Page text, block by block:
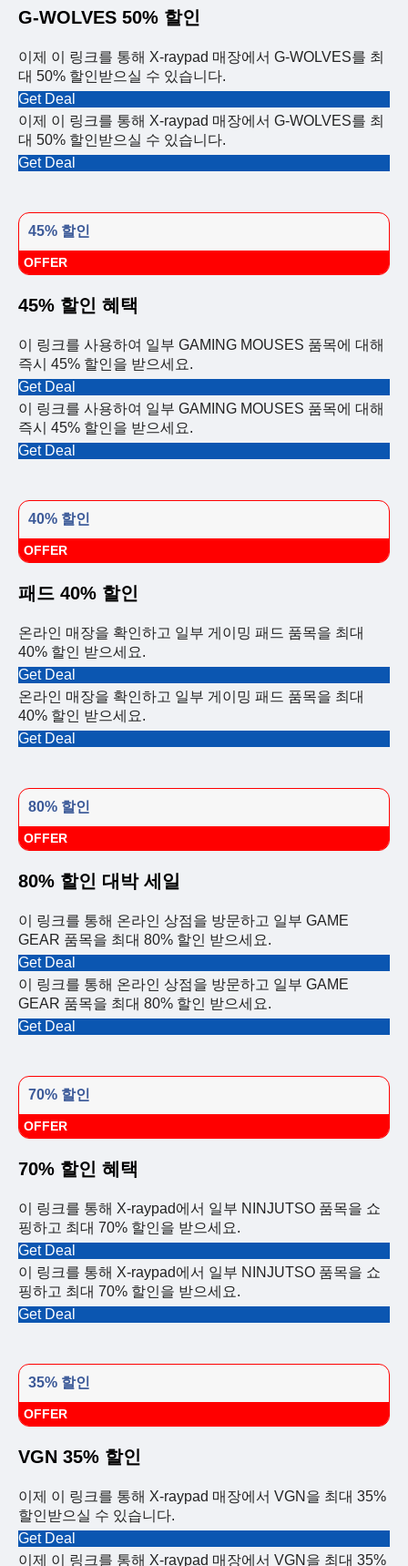
G-WOLVES 50% 할인
이제 이 링크를 통해 X-raypad 매장에서 G-WOLVES를 최
대 50% 할인받으실 수 있습니다.
Get Deal
이제 이 링크를 통해 X-raypad 매장에서 G-WOLVES를 최
대 50% 할인받으실 수 있습니다.
Get Deal
45% 할인
OFFER
45% 할인 혜택
이 링크를 사용하여 일부 GAMING MOUSES 품목에 대해
즉시 45% 할인을 받으세요.
Get Deal
이 링크를 사용하여 일부 GAMING MOUSES 품목에 대해
즉시 45% 할인을 받으세요.
Get Deal
40% 할인
OFFER
패드 40% 할인
온라인 매장을 확인하고 일부 게이밍 패드 품목을 최대
40% 할인 받으세요.
Get Deal
온라인 매장을 확인하고 일부 게이밍 패드 품목을 최대
40% 할인 받으세요.
Get Deal
80% 할인
OFFER
80% 할인 대박 세일
이 링크를 통해 온라인 상점을 방문하고 일부 GAME
GEAR 품목을 최대 80% 할인 받으세요.
Get Deal
이 링크를 통해 온라인 상점을 방문하고 일부 GAME
GEAR 품목을 최대 80% 할인 받으세요.
Get Deal
70% 할인
OFFER
70% 할인 혜택
이 링크를 통해 X-raypad에서 일부 NINJUTSO 품목을 쇼
핑하고 최대 70% 할인을 받으세요.
Get Deal
이 링크를 통해 X-raypad에서 일부 NINJUTSO 품목을 쇼
핑하고 최대 70% 할인을 받으세요.
Get Deal
35% 할인
OFFER
VGN 35% 할인
이제 이 링크를 통해 X-raypad 매장에서 VGN을 최대 35%
할인받으실 수 있습니다.
Get Deal
이제 이 링크를 통해 X-raypad 매장에서 VGN을 최대 35%